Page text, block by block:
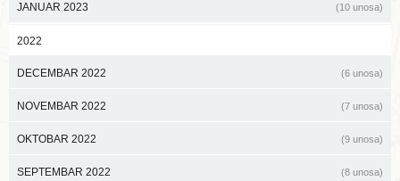
JANUAR 2023 (10 unosa)
2022
DECEMBAR 2022 (6 unosa)
NOVEMBAR 2022 (7 unosa)
OKTOBAR 2022 (9 unosa)
SEPTEMBAR 2022 (8 unosa)